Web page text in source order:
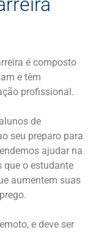
é composto
e têm
profissional.
de
seu preparo para
ajudar na
que o estudante
aumentem suas
e deve ser